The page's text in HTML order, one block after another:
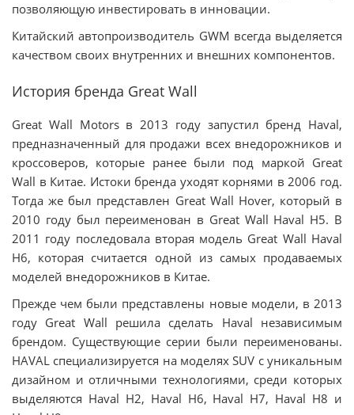
позволяющую инвестировать в инновации.
Китайский автопроизводитель GWM всегда выделяется
качеством своих внутренних и внешних компонентов.
История бренда Great Wall
Great Wall Motors в 2013 году запустил бренд Haval,
предназначенный для продажи всех внедорожников и
кроссоверов, которые ранее были под маркой Great
Wall в Китае. Истоки бренда уходят корнями в 2006 год.
Тогда же был представлен Great Wall Hover, который в
2010 году был переименован в Great Wall Haval H5. В
2011 году последовала вторая модель Great Wall Haval
H6, которая считается одной из самых продаваемых
моделей внедорожников в Китае.
Прежде чем были представлены новые модели, в 2013
году Great Wall решила сделать Haval независимым
брендом. Существующие серии были переименованы.
HAVAL специализируется на моделях SUV с уникальным
дизайном и отличными технологиями, среди которых
выделяются Haval H2, Haval H6, Haval H7, Haval H8 и